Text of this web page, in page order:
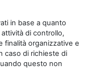
in base a quanto
di controllo,
finalità organizzative e
caso di richieste di
questo non